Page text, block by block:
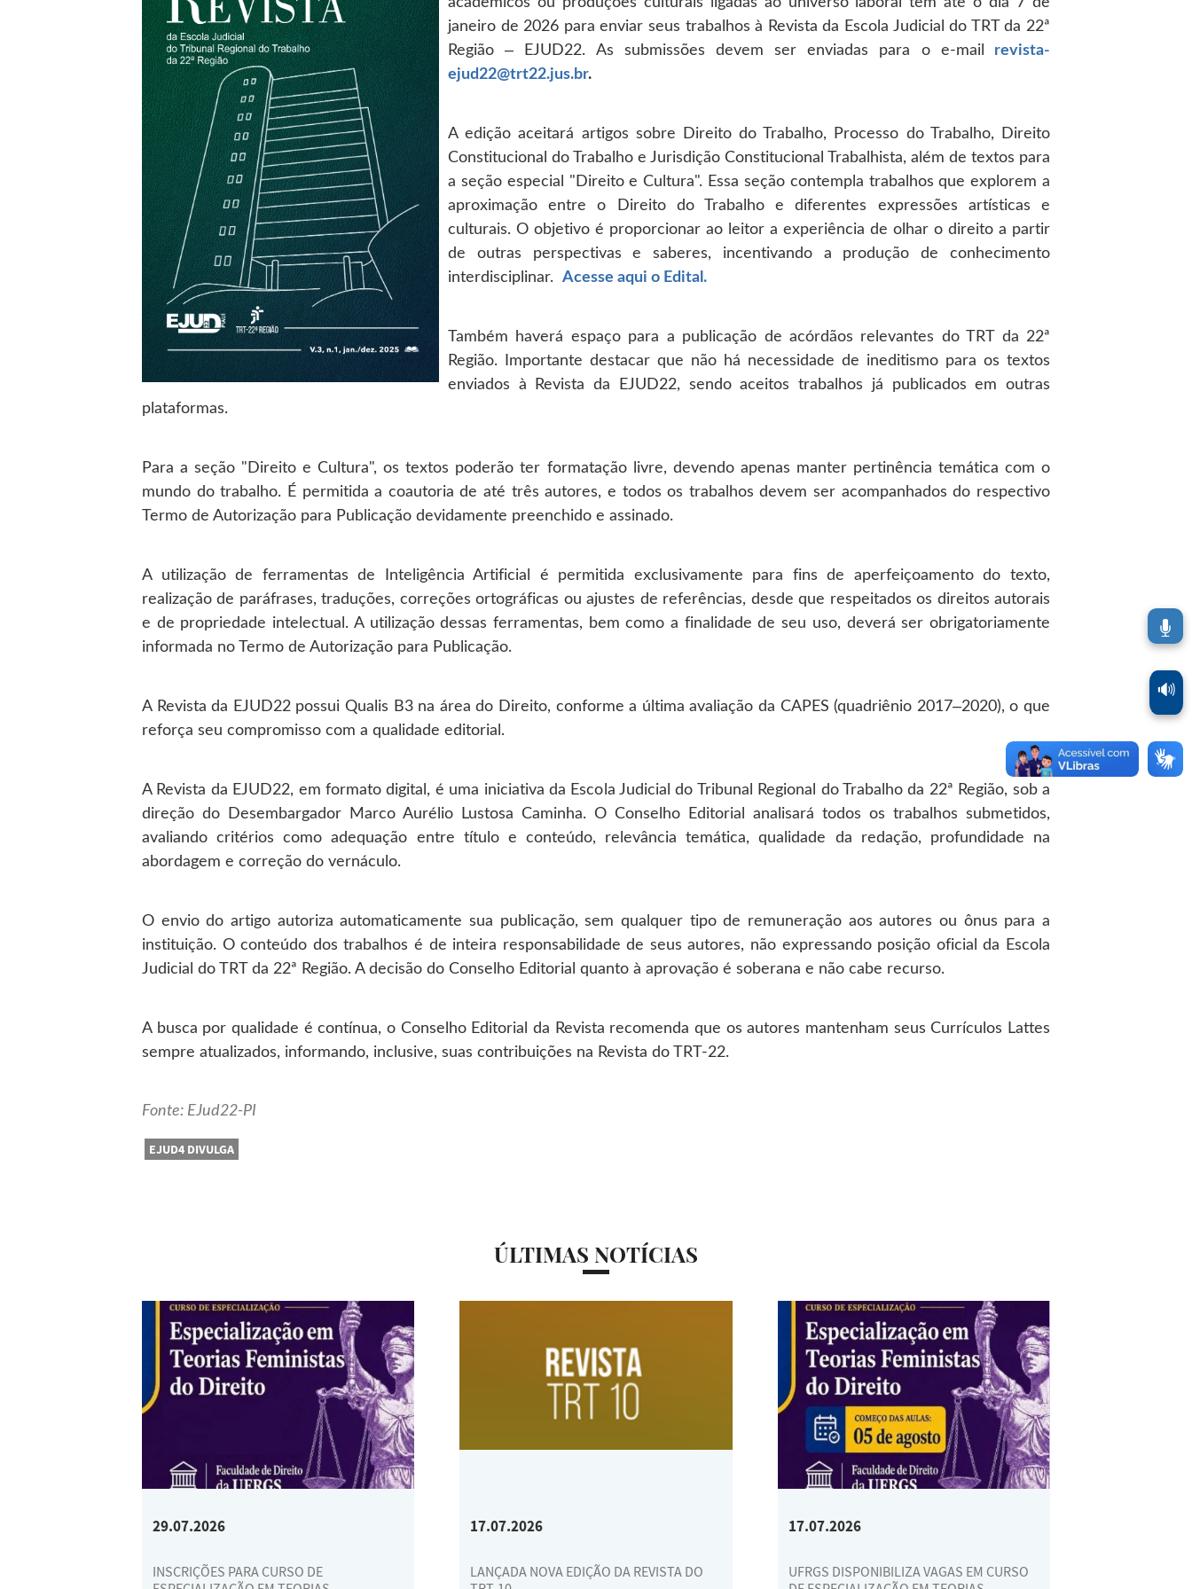
janeiro de 2026 para enviar seus trabalhos à Revista da Escola Judicial do TRT da 22ª
Região – EJUD22. As submissões devem ser enviadas para o e-mail revista-
ejud22@trt22.jus.br.
A edição aceitará artigos sobre Direito do Trabalho, Processo do Trabalho, Direito
Constitucional do Trabalho e Jurisdição Constitucional Trabalhista, além de textos para
a seção especial "Direito e Cultura". Essa seção contempla trabalhos que explorem a
aproximação entre o Direito do Trabalho e diferentes expressões artísticas e
culturais. O objetivo é proporcionar ao leitor a experiência de olhar o direito a partir
de outras perspectivas e saberes, incentivando a produção de conhecimento
interdisciplinar. Acesse aqui o Edital.
Também haverá espaço para a publicação de acórdãos relevantes do TRT da 22ª
Região. Importante destacar que não há necessidade de ineditismo para os textos
enviados à Revista da EJUD22, sendo aceitos trabalhos já publicados em outras
plataformas.
Para a seção "Direito e Cultura", os textos poderão ter formatação livre, devendo apenas manter pertinência temática com o
mundo do trabalho. É permitida a coautoria de até três autores, e todos os trabalhos devem ser acompanhados do respectivo
Termo de Autorização para Publicação devidamente preenchido e assinado.
A utilização de ferramentas de Inteligência Artificial é permitida exclusivamente para fins de aperfeiçoamento do texto,
realização de paráfrases, traduções, correções ortográficas ou ajustes de referências, desde que respeitados os direitos autorais
e de propriedade intelectual. A utilização dessas ferramentas, bem como a finalidade de seu uso, deverá ser obrigatoriamente
informada no Termo de Autorização para Publicação.
A Revista da EJUD22 possui Qualis B3 na área do Direito, conforme a última avaliação da CAPES (quadriênio 2017–2020), o que
reforça seu compromisso com a qualidade editorial.
A Revista da EJUD22, em formato digital, é uma iniciativa da Escola Judicial do Tribunal Regional do Trabalho da 22ª Região, sob a
direção do Desembargador Marco Aurélio Lustosa Caminha. O Conselho Editorial analisará todos os trabalhos submetidos,
avaliando critérios como adequação entre título e conteúdo, relevância temática, qualidade da redação, profundidade na
abordagem e correção do vernáculo.
O envio do artigo autoriza automaticamente sua publicação, sem qualquer tipo de remuneração aos autores ou ônus para a
instituição. O conteúdo dos trabalhos é de inteira responsabilidade de seus autores, não expressando posição oficial da Escola
Judicial do TRT da 22ª Região. A decisão do Conselho Editorial quanto à aprovação é soberana e não cabe recurso.
A busca por qualidade é contínua, o Conselho Editorial da Revista recomenda que os autores mantenham seus Currículos Lattes
sempre atualizados, informando, inclusive, suas contribuições na Revista do TRT-22.
Fonte: EJud22-PI
EJUD4 DIVULGA
ÚLTIMAS NOTÍCIAS
29.07.2026
INSCRIÇÕES PARA CURSO DE
17.07.2026
LANÇADA NOVA EDIÇÃO DA REVISTA DO
17.07.2026
UFRGS DISPONIBILIZA VAGAS EM CURSO
🔊